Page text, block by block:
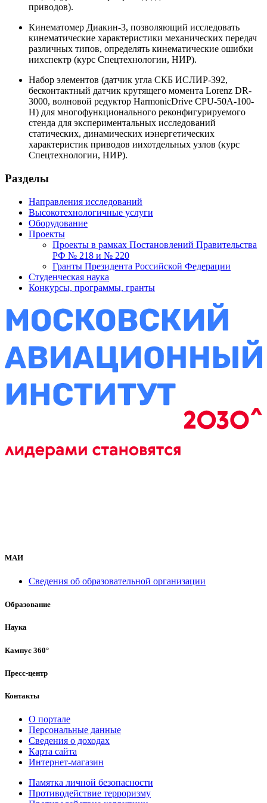
приводов).
Кинематомер Диакин-3, позволяющий исследовать
кинематические характеристики механических передач
различных типов, определять кинематические ошибки
иихспектр (курс Спецтехнологии, НИР).
Набор элементов (датчик угла СКБ ИСЛИР-392,
бесконтактный датчик крутящего момента Lorenz DR-
3000, волновой редуктор HarmonicDrive CPU-50A-100-
H) для многофункционального реконфигурируемого
стенда для экспериментальных исследований
статических, динамических иэнергетических
характеристик приводов иихотдельных узлов (курс
Спецтехнологии, НИР).
Разделы
Направления исследований
Высокотехнологичные услуги
Оборудование
Проекты
Проекты в рамках Постановлений Правительства
РФ № 218 и № 220
Гранты Президента Российской Федерации
Студенческая наука
Конкурсы, программы, гранты
МАИ
Сведения об образовательной организации
Образование
Наука
Кампус 360°
Пресс-центр
Контакты
О портале
Персональные данные
Сведения о доходах
Карта сайта
Интернет-магазин
Памятка личной безопасности
Противодействие терроризму